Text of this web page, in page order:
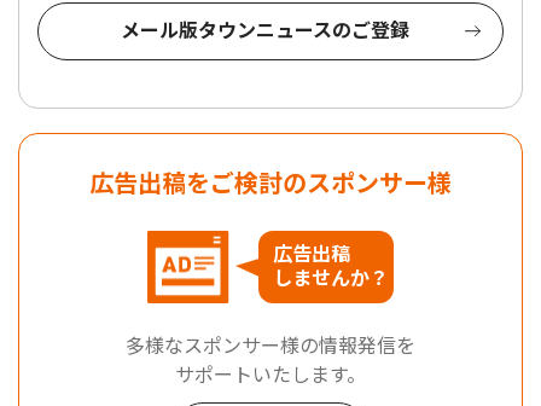
メール版タウンニュースのご登録
広告出稿をご検討のスポンサー様
広告出稿
しませんか？
多様なスポンサー様の情報発信を
サポートいたします。